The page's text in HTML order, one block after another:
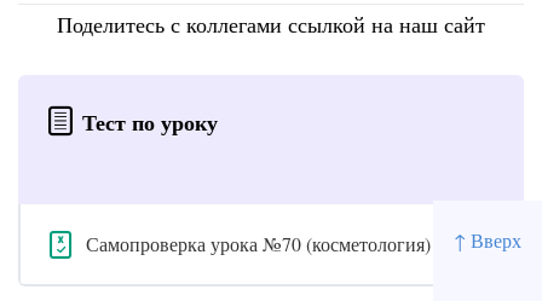
↑ Вверх
Поделитесь с коллегами ссылкой на наш сайт
Тест по уроку
Самопроверка урока №70 (косметология)